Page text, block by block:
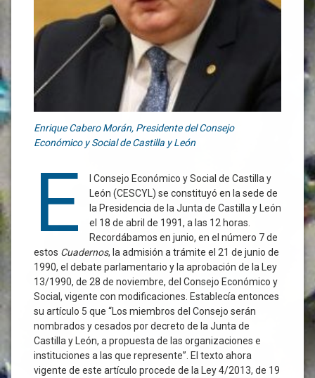
Enrique Cabero Morán, Presidente del Consejo
Económico y Social de Castilla y León
E
l Consejo Económico y Social de Castilla y
León (CESCYL) se constituyó en la sede de
la Presidencia de la Junta de Castilla y León
el 18 de abril de 1991, a las 12 horas.
Recordábamos en junio, en el número 7 de
estos Cuadernos, la admisión a trámite el 21 de junio de
1990, el debate parlamentario y la aprobación de la Ley
13/1990, de 28 de noviembre, del Consejo Económico y
Social, vigente con modificaciones. Establecía entonces
su artículo 5 que “Los miembros del Consejo serán
nombrados y cesados por decreto de la Junta de
Castilla y León, a propuesta de las organizaciones e
instituciones a las que represente”. El texto ahora
vigente de este artículo procede de la Ley 4/2013, de 19